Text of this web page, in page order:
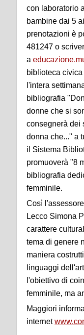
con laboratorio
bambine dai 5
prenotazioni è
481247 o
a
biblioteca
l'intera
bibliografia
donne che si
consegnerà dei
donna che..." a
il Sistema
promuoverà "8
bibliografia
femminile.
Così
Lecco Simona
carattere
tema di genere
maniera
linguaggi
l'obiettivo di
femminile, ma
Maggiori
internet